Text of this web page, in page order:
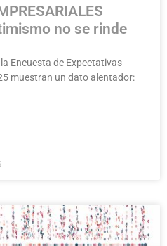
no se rinde
Encuesta de Expectativas
muestran un dato alentador: